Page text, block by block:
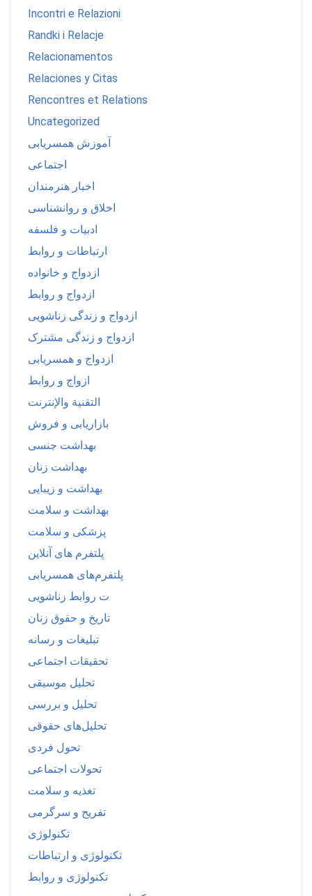
Incontri e Relazioni
Randki i Relacje
Relacionamentos
Relaciones y Citas
Rencontres et Relations
Uncategorized
آموزش همسریابی
اجتماعی
اخبار هنرمندان
اخلاق و روانشناسی
ادبیات و فلسفه
ارتباطات و روابط
ازدواج و خانواده
ازدواج و روابط
ازدواج و زندگی زناشویی
ازدواج و زندگی مشترک
ازدواج و همسریابی
ازواج و روابط
التقنية والإنترنت
بازاریابی و فروش
بهداشت جنسی
بهداشت زنان
بهداشت و زیبایی
بهداشت و سلامت
پزشکی و سلامت
پلتفرم های آنلاین
پلتفرم‌های همسریابی
ت روابط زناشویی
تاریخ و حقوق زنان
تبلیغات و رسانه
تحقیقات اجتماعی
تحلیل موسیقی
تحلیل و بررسی
تحلیل‌های حقوقی
تحول فردی
تحولات اجتماعی
تغذیه و سلامت
تفریح و سرگرمی
تکنولوژی
تکنولوژی و ارتباطات
تکنولوژی و روابط